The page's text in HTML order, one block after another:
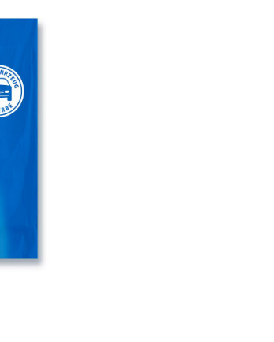
Plakate
Werbematerialien